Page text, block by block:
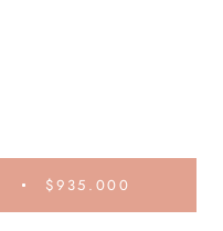
$935.000